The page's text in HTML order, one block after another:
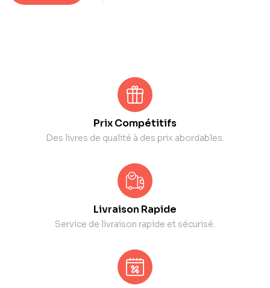
Prix Compétitifs
Des livres de qualité à des prix abordables.
Livraison Rapide
Service de livraison rapide et sécurisé.